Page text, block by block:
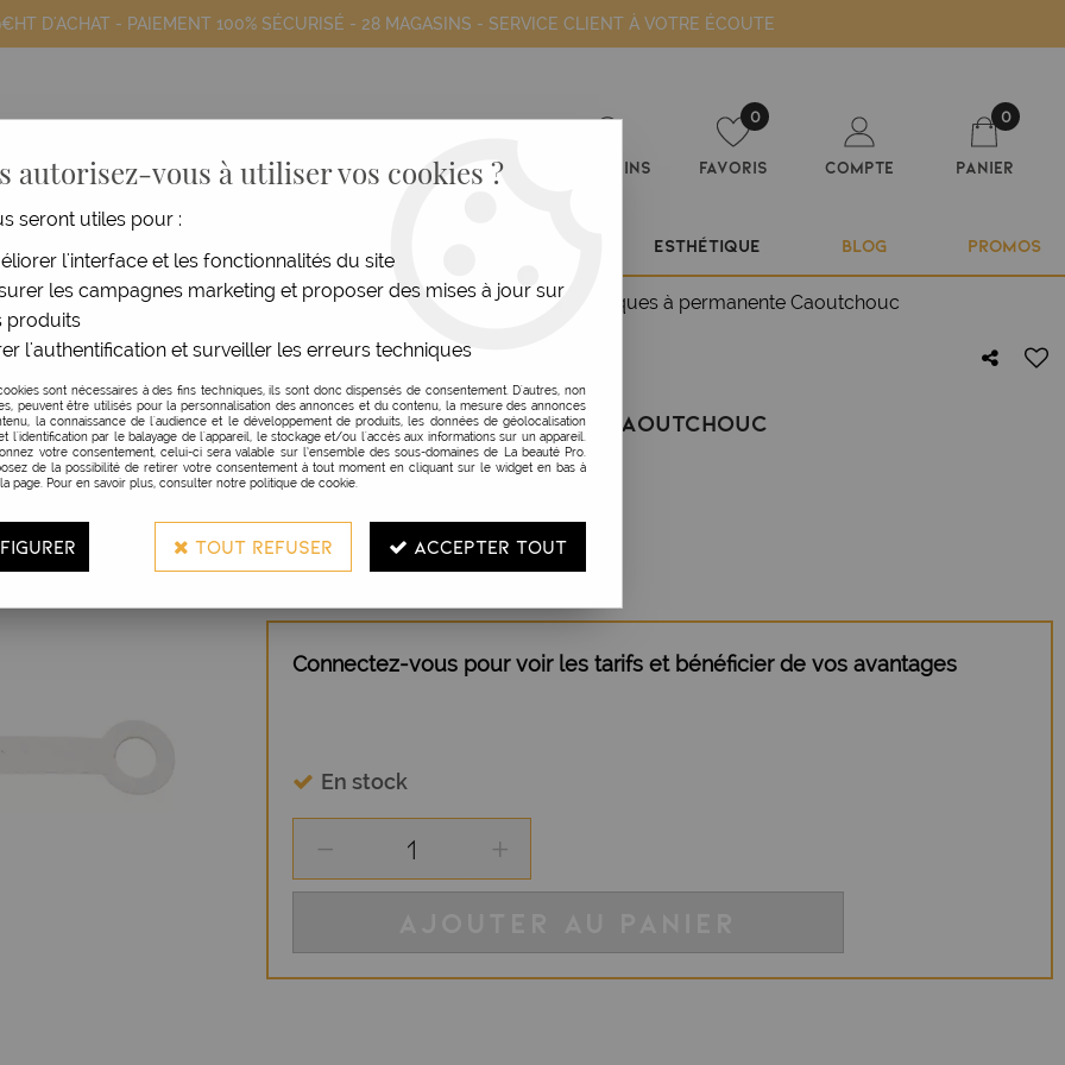
D'ACHAT - PAIEMENT 100% SÉCURISÉ - 28 MAGASINS - SERVICE CLIENT À VOTRE ÉCOUTE
Magasins
0
Favoris Compte
0
Panier
ESTHÉTIQUE BLOG PROMOS
>Accessoires Permanente >Élastiques permanentes > Élastiques à permanente Caoutchouc
LIORZOU
ÉLASTIQUES À PERMANENTE CAOUTCHOUC
Réf. :106670
Connectez-vous pour voir les tarifs et bénéficier de vos avantages
En stock
autorisez-vous à utiliser vos cookies ?
seront utiles pour :
l'interface et les fonctionnalités du site
les campagnes marketing et proposer des mises à jour sur
produits
l'authentification et surveiller les erreurs techniques
sont nécessaires à des fins techniques, ils sont donc dispensés de consentement. D'autres, non
peuvent être utilisés pour la personnalisation des annonces et du contenu, la mesure des annonces
la connaissance de l'audience et le développement de produits, les données de géolocalisation
l'identification par le balayage de l'appareil, le stockage et/ou l'accès aux informations sur un appareil.
votre consentement, celui-ci sera valable sur l’ensemble des sous-domaines de La beauté Pro.
de la possibilité de retirer votre consentement à tout moment en cliquant sur le widget en bas à
page. Pour en savoir plus, consulter notre politique de cookie.
TOUT REFUSER ACCEPTER TOUT